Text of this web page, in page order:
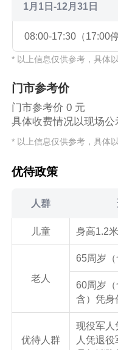
1月1日-12月31日
08:00-17:30（17:00
* 以上信息仅供参考，具体
门市参考价
门市参考价 0 元
具体收费情况以现场公
* 以上信息仅供参考，具体
优待政策
人群
儿童 身高1.2
老人
65周岁
60周岁
含）凭身
优待人群
现役军人
人凭退